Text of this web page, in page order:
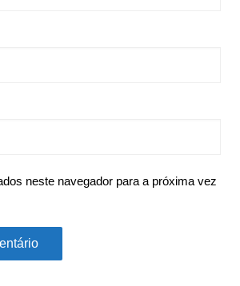
neste navegador para a próxima vez